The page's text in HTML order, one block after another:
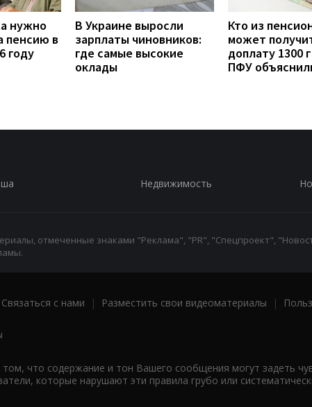
нужно
пенсию в
году
В Украине выросли
зарплаты чиновников:
где самые высокие
оклады
Кто из
может
доплату 1300
ПФУ
Недвижимость
отмеченные знаками "Реклама", "PR", "Спецпроект",
Связаться с нами | Разместить свои видеоматериалы |
что содержание и тон Вашего сообщения могут задеть
которые нарушают эти правила грубо или